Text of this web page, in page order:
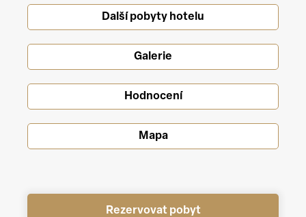
Další pobyty hotelu
Galerie
Hodnocení
Mapa
Rezervovat pobyt